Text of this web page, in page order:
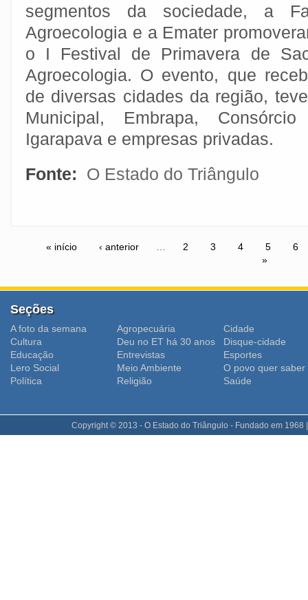
segmentos da sociedade, a
Agroecologia e a Emater
o I Festival de Primavera de
Agroecologia. O evento, que
de diversas cidades da região,
Municipal, Embrapa,
Igarapava e empresas privadas.
Fonte:
O Estado do Triângulo
« início ‹ anterior 2 3 4 5
6
»
Seções
A foto da semana Agropecuária
Cidade
Cultura
Deu no ET há 30 anos
Disque-cidade
Educação
Entrevistas
Esportes
Lero Social
Meio Ambiente
O povo quer saber
Polí­tica
Religião Saúde
Copyright © 2013 - O Estado do Triângulo - Fundado em